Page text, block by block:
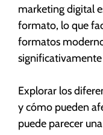
marketing digital
formato, lo que
formatos
Explorar los
y cómo pueden
puede parecer